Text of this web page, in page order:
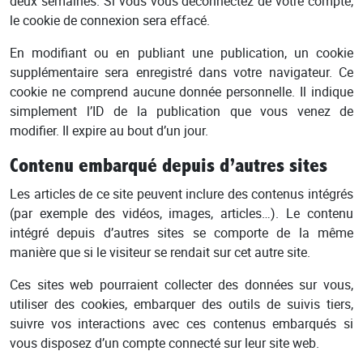
le cookie de connexion sera effacé.
En modifiant ou en publiant une publication, un cookie
supplémentaire sera enregistré dans votre navigateur. Ce
cookie ne comprend aucune donnée personnelle. Il indique
simplement l’ID de la publication que vous venez de
modifier. Il expire au bout d’un jour.
Contenu embarqué depuis d’autres sites
Les articles de ce site peuvent inclure des contenus intégrés
(par exemple des vidéos, images, articles…). Le contenu
intégré depuis d’autres sites se comporte de la même
manière que si le visiteur se rendait sur cet autre site.
Ces sites web pourraient collecter des données sur vous,
utiliser des cookies, embarquer des outils de suivis tiers,
suivre vos interactions avec ces contenus embarqués si
vous disposez d’un compte connecté sur leur site web.